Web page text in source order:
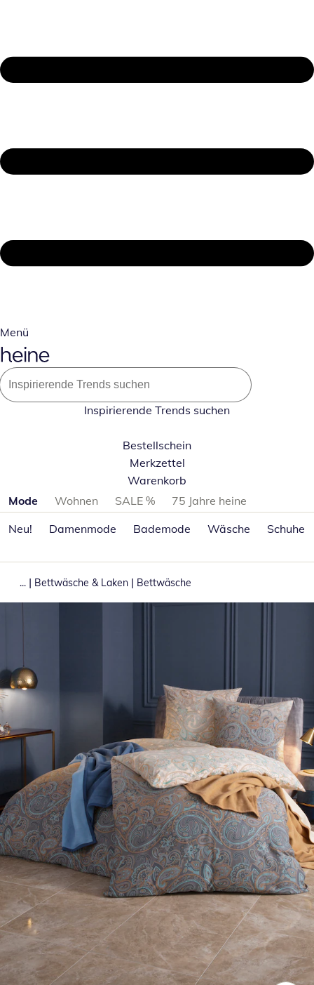
Menü
Inspirierende Trends suchen
Bestellschein
Merkzettel
Warenkorb
Produktkategorien überspringen
Mode Wohnen SALE %
75 Jahre heine
Neu!
Damenmode Bademode Wäsche Schuhe
... | Bettwäsche & Laken | Bettwäsche